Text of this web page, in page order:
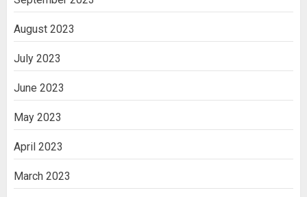
August 2023
July 2023
June 2023
May 2023
April 2023
March 2023